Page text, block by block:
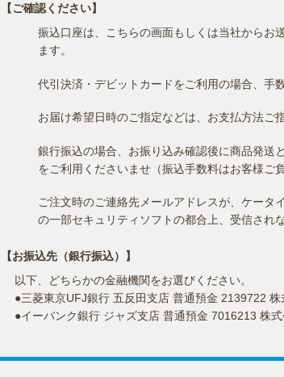
【ご確認ください】
振込口座は、こちらの画面もしくは当社からお
ます。
代引決済・デビットカードをご利用の場合、手
お届け希望日時のご指定などは、お支払方法ご
銀行振込の場合、お振り込み確認後に商品発送
をご利用くださいませ（振込手数料はお客様ご
ご注文時のご連絡先メールアドレスが、ケータ
の一部セキュリティソフトの都合上、受信され
【お振込先（銀行振込）】
以下、どちらかの金融機関をお選びください。
●三菱東京UFJ銀行 五反田支店 普通預金 2139722 株
●イーバンク銀行 ジャズ支店 普通預金 7016213 株